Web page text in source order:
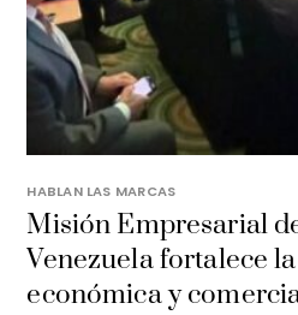
HABLAN LAS MARCAS
Misión Empresarial
Venezuela fortalece
económica y